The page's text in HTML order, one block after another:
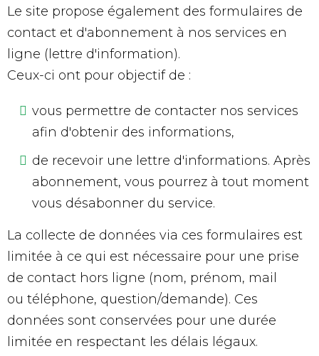
Le site propose également des formulaires de
contact et d'abonnement à nos services en
ligne (lettre d'information).
Ceux-ci ont pour objectif de :
vous permettre de contacter nos services
afin d'obtenir des informations,
de recevoir une lettre d'informations. Après
abonnement, vous pourrez à tout moment
vous désabonner du service.
La collecte de données via ces formulaires est
limitée à ce qui est nécessaire pour une prise
de contact hors ligne (nom, prénom, mail
ou téléphone, question/demande). Ces
données sont conservées pour une durée
limitée en respectant les délais légaux.